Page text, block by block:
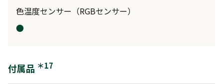
色温度センサー（RGBセンサー）
●
付属品 ＊17